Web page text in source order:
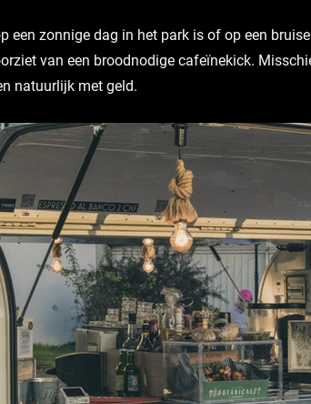
een zonnige dag in het park is of op een
van een broodnodige cafeïnekick.
natuurlijk met geld.